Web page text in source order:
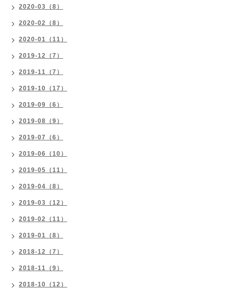
2020-03（8）
2020-02（8）
2020-01（11）
2019-12（7）
2019-11（7）
2019-10（17）
2019-09（6）
2019-08（9）
2019-07（6）
2019-06（10）
2019-05（11）
2019-04（8）
2019-03（12）
2019-02（11）
2019-01（8）
2018-12（7）
2018-11（9）
2018-10（12）